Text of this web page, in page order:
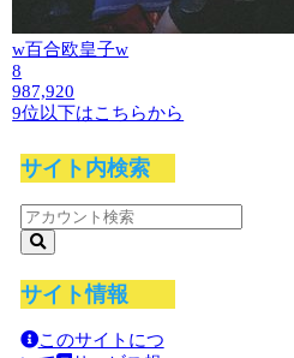
w百合欧皇子w
8
987,920
9位以下はこちらから
サイト内検索
サイト情報
このサイトにつ